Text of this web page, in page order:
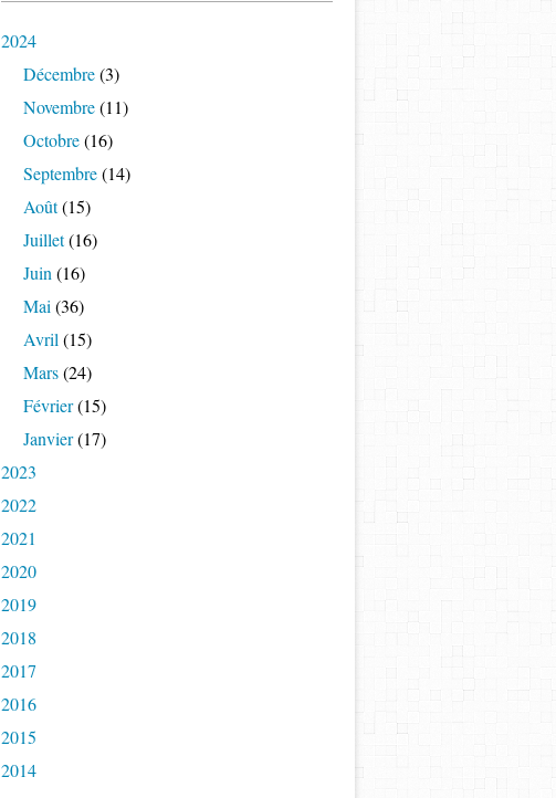
2024
Décembre(3)
Novembre(11)
Octobre(16)
Septembre(14)
Août(15)
Juillet(16)
Juin (16)
Mai (36)
Avril (15)
Mars(24)
Février(15)
Janvier(17)
2023
2022
2021
2020
2019
2018
2017
2016
2015
2014